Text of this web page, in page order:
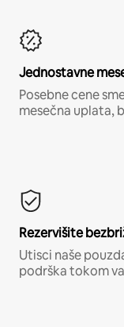
Jednostavne
Posebne cene
mesečna uplata,
Rezervišite
Utisci naše
podrška tokom